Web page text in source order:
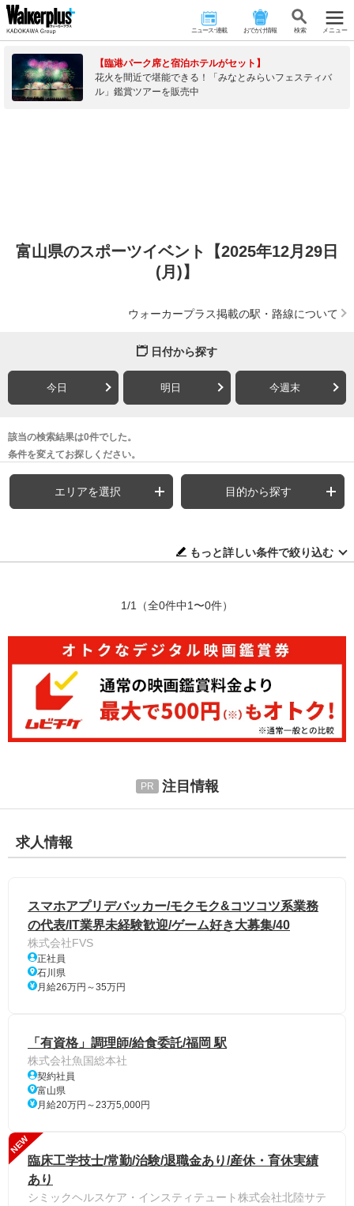
ニュース･連載 おでかけ情報 検 索 メニュー
【臨港パーク席と宿泊ホテルがセット】
花火を間近で堪能できる！「みなとみらいフェスティバ
ル」鑑賞ツアーを販売中
富山県のスポーツイベント【2025年12月29日
(月)】
ウォーカープラス掲載の駅・路線について
日付から探す
今日 明日 今週末
該当の検索結果は0件でした。
条件を変えてお探しください。
エリアを選択 目的から探す
もっと詳しい条件で絞り込む
1/1 （全0件中1〜0件）
注目情報
求人情報
スマホアプリデバッカー/モクモク&コツコツ系業務
の代表/IT業界未経験歓迎/ゲーム好き大募集/40
株式会社FVS
正社員
石川県
月給26万円～35万円
「有資格」調理師/給食委託/福岡 駅
株式会社魚国総本社
契約社員
富山県
月給20万円～23万5,000円
NEW
臨床工学技士/常勤/治験/退職金あり/産休・育休実績
あり
シミックヘルスケア・インスティテュート株式会社北陸サテ